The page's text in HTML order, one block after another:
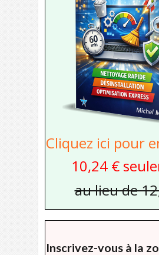
Cliquez ici pour
10,24 €
au lieu de
Inscrivez-vous à la